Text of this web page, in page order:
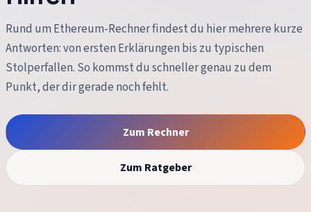
Rund um Ethereum-Rechnerfindest du hier mehrere kurze
Antworten: von ersten Erklärungen bis zu typischen
Stolperfallen. So kommst du schneller genau zu dem
Punkt, der dir gerade noch fehlt.
Zum Rechner
Zum Ratgeber